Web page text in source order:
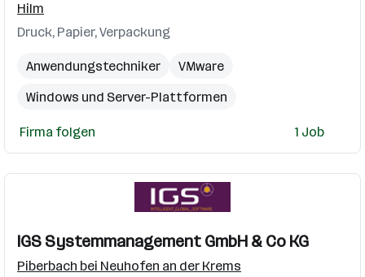
Hilm
Druck, Papier, Verpackung
Anwendungstechniker
VMware
Windows und Server-Plattformen
IT Administrator
Netzwerktechnologien
Firma folgen 1 Job
IGS Systemmanagement GmbH & Co KG
Piberbach bei Neuhofen an der Krems